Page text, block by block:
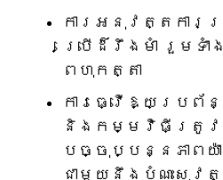
ការអនុវត្តការ
ប្រើដ៏រឹងមាំ រួមទាំ
ពហុកត្តា
ការធ្វើឱ្យប្រព័
និងកម្មវិធីត្រូវប
បច្ចុប្បន្នភាពយ៉ា
ជាមួយនឹងបំណះសុវត្